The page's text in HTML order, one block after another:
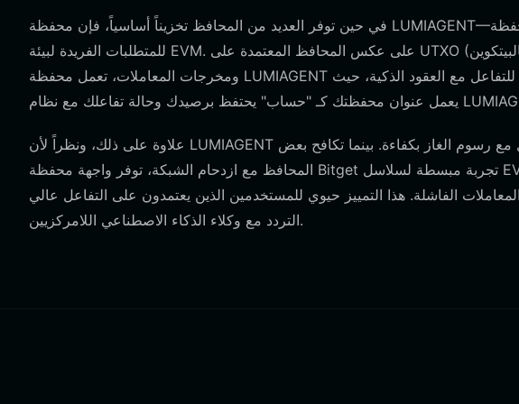
في حين توفر العديد من المحافظ تخزيناً أساسياً، فإن محفظة LUMIAGENT—خاصة عند استخدام محفظة Bitget—مصممة خصيصاً
للمتطلبات الفريدة لبيئة EVM. على عكس المحافظ المعتمدة على UTXO (مثل تلك الخاصة بالبيتكوين)، والتي تركز على مدخلات
ومخرجات المعاملات، تعمل محفظة LUMIAGENT الخاصة بك على نموذج قائم على الحساب. هذا ضروري للتفاعل مع العقود الذكية، حيث
علاوة على ذلك، ونظراً لأن LUMIAGENT مشروع بنية تحتية، فأنت بحاجة إلى محفظة تتعامل مع رسوم الغاز بكفاءة. بينما تكافح بعض
المحافظ مع ازدحام الشبكة، توفر واجهة محفظة Bitget تجربة مبسطة لسلاسل EVM، مما يضمن معالجة تنفيذك الآلي ومهامك المعتمدة
الفاشلة. هذا التمييز حيوي للمستخدمين الذين يعتمدون على التفاعل عالي
التردد مع وكلاء الذكاء الاصطناعي اللامركزيين.